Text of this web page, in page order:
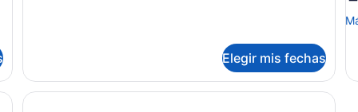
Elegir mis fechas